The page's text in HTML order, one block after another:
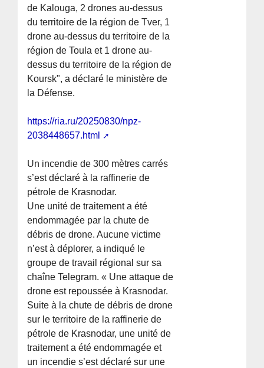
de Kalouga, 2 drones au-dessus
du territoire de la région de Tver, 1
drone au-dessus du territoire de la
région de Toula et 1 drone au-
dessus du territoire de la région de
Koursk", a déclaré le ministère de
la Défense.
https://ria.ru/20250830/npz-
2038448657.html
Un incendie de 300 mètres carrés
s’est déclaré à la raffinerie de
pétrole de Krasnodar.
Une unité de traitement a été
endommagée par la chute de
débris de drone. Aucune victime
n’est à déplorer, a indiqué le
groupe de travail régional sur sa
chaîne Telegram. « Une attaque de
drone est repoussée à Krasnodar.
Suite à la chute de débris de drone
sur le territoire de la raffinerie de
pétrole de Krasnodar, une unité de
traitement a été endommagée et
un incendie s’est déclaré sur une